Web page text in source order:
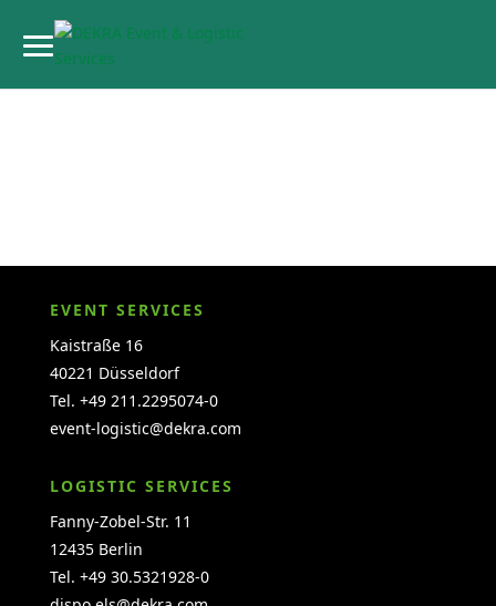
EVENT SERVICES
Kaistraße 16
40221 Düsseldorf
Tel. +49 211.2295074-0
event-logistic@dekra.com
LOGISTIC SERVICES
Fanny-Zobel-Str. 11
12435 Berlin
Tel. +49 30.5321928-0